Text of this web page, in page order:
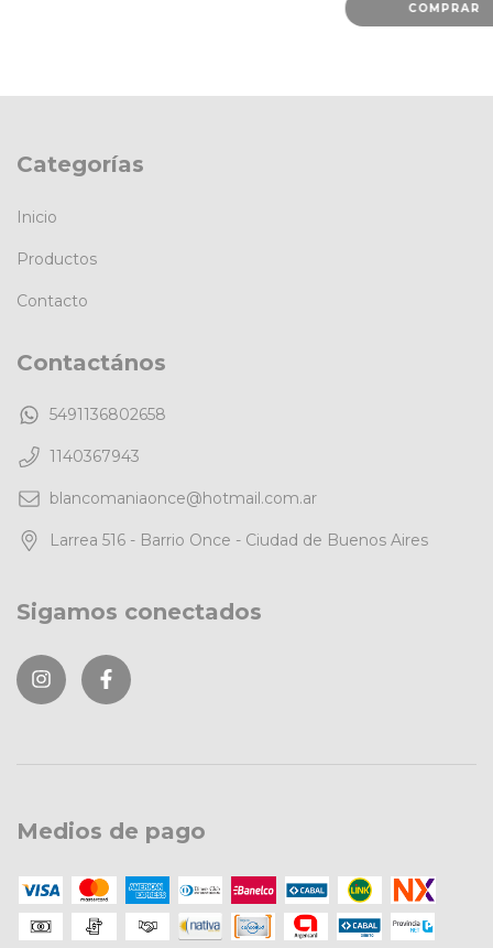
COMPRAR
Categorías
Inicio
Productos
Contacto
Contactános
5491136802658
1140367943
blancomaniaonce@hotmail.com.ar
Larrea 516 - Barrio Once - Ciudad de Buenos Aires
Sigamos conectados
Medios de pago